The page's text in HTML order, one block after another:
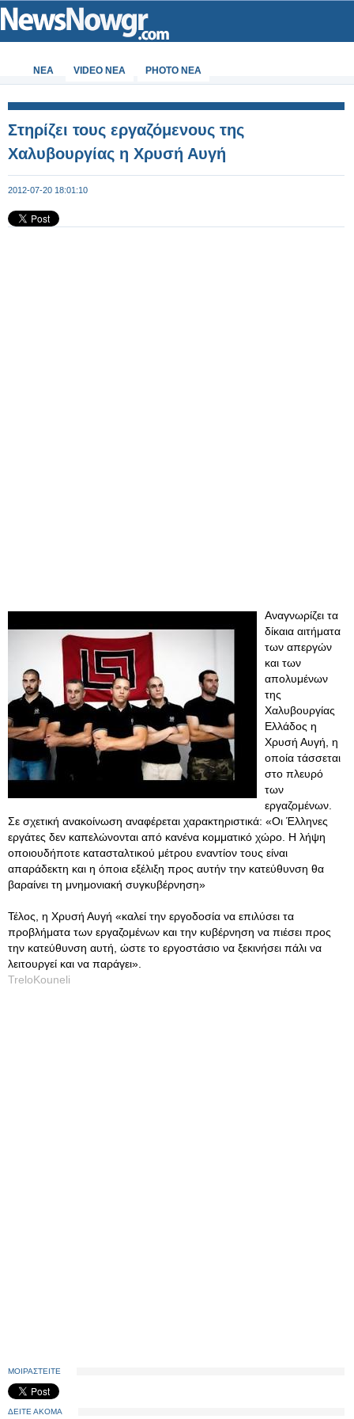
ΝΕΑ VIDEO NEA PHOTO NEA
Στηρίζει τους εργαζόμενους της
Χαλυβουργίας η Χρυσή Αυγή
2012-07-20 18:01:10
Αναγνωρίζει τα
δίκαια αιτήματα
των απεργών
και των
απολυμένων
της
Χαλυβουργίας
Ελλάδος η
Χρυσή Αυγή, η
οποία τάσσεται
στο πλευρό
των
εργαζομένων.
Σε σχετική ανακοίνωση αναφέρεται χαρακτηριστικά: «Οι Έλληνες
εργάτες δεν καπελώνονται από κανένα κομματικό χώρο. Η λήψη
οποιουδήποτε κατασταλτικού μέτρου εναντίον τους είναι
απαράδεκτη και η όποια εξέλιξη προς αυτήν την κατεύθυνση θα
βαραίνει τη μνημονιακή συγκυβέρνηση»
Τέλος, η Χρυσή Αυγή «καλεί την εργοδοσία να επιλύσει τα
προβλήματα των εργαζομένων και την κυβέρνηση να πιέσει προς
την κατεύθυνση αυτή, ώστε το εργοστάσιο να ξεκινήσει πάλι να
λειτουργεί και να παράγει».
TreloKouneli
ΜΟΙΡΑΣΤΕΙΤΕ
ΔΕΙΤΕ ΑΚΟΜΑ